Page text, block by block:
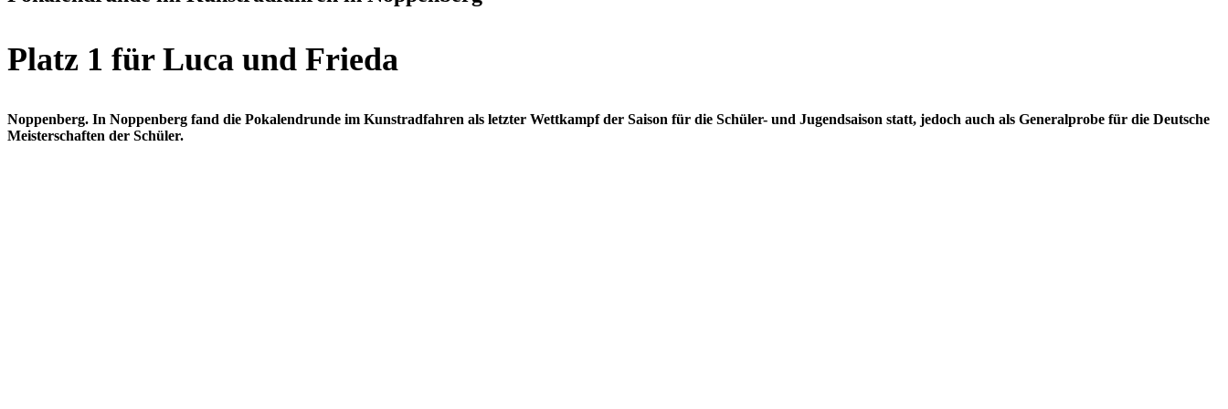
Platz 1 für Luca und Frieda
Noppenberg. In Noppenberg fand die Pokalendrunde im Kunstradfahren als letzter Wettkampf der Saison für die Schüler- und Jugendsaison statt, jedoch auch als Generalprobe für die Deutsche
Meisterschaften der Schüler.